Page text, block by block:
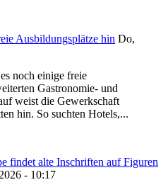
Ausbildungsplätze hin Do,
noch einige freie
Gastronomie- und
weist die Gewerkschaft
hin. So suchten Hotels,...
findet alte Inschriften auf Figuren
- 10:17